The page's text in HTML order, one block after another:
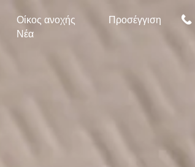
Οίκος ανοχής
Νέα
Προσέγγιση